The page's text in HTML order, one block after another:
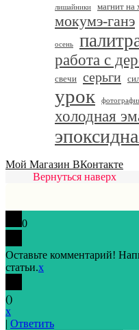
лишайники
магнит на
мокумэ-ганэ
осень
работа с
свечи серьги
урок
холодная
Мой Магазин ВКонтакте
Вернуться наверх
0
Оставьте комментарий!
статьи.x
()
x
| Ответить